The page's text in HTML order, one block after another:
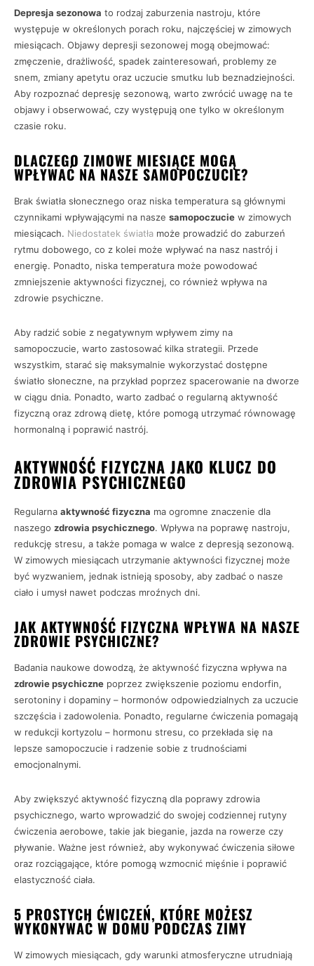
Depresja sezonowa to rodzaj zaburzenia nastroju, które
występuje w określonych porach roku, najczęściej w zimowych
miesiącach. Objawy depresji sezonowej mogą obejmować:
zmęczenie, drażliwość, spadek zainteresowań, problemy ze
snem, zmiany apetytu oraz uczucie smutku lub beznadziejności.
Aby rozpoznać depresję sezonową, warto zwrócić uwagę na te
objawy i obserwować, czy występują one tylko w określonym
czasie roku.
DLACZEGO ZIMOWE MIESIĄCE MOGĄ
WPŁYWAĆ NA NASZE SAMOPOCZUCIE?
Brak światła słonecznego oraz niska temperatura są głównymi
czynnikami wpływającymi na nasze samopoczucie w zimowych
miesiącach. Niedostatek światła może prowadzić do zaburzeń
rytmu dobowego, co z kolei może wpływać na nasz nastrój i
energię. Ponadto, niska temperatura może powodować
zmniejszenie aktywności fizycznej, co również wpływa na
zdrowie psychiczne.
Aby radzić sobie z negatywnym wpływem zimy na
samopoczucie, warto zastosować kilka strategii. Przede
wszystkim, starać się maksymalnie wykorzystać dostępne
światło słoneczne, na przykład poprzez spacerowanie na dworze
w ciągu dnia. Ponadto, warto zadbać o regularną aktywność
fizyczną oraz zdrową dietę, które pomogą utrzymać równowagę
hormonalną i poprawić nastrój.
AKTYWNOŚĆ FIZYCZNA JAKO KLUCZ DO
ZDROWIA PSYCHICZNEGO
Regularna aktywność fizyczna ma ogromne znaczenie dla
naszego zdrowia psychicznego. Wpływa na poprawę nastroju,
redukcję stresu, a także pomaga w walce z depresją sezonową.
W zimowych miesiącach utrzymanie aktywności fizycznej może
być wyzwaniem, jednak istnieją sposoby, aby zadbać o nasze
ciało i umysł nawet podczas mroźnych dni.
JAK AKTYWNOŚĆ FIZYCZNA WPŁYWA NA NASZE
ZDROWIE PSYCHICZNE?
Badania naukowe dowodzą, że aktywność fizyczna wpływa na
zdrowie psychiczne poprzez zwiększenie poziomu endorfin,
serotoniny i dopaminy – hormonów odpowiedzialnych za uczucie
szczęścia i zadowolenia. Ponadto, regularne ćwiczenia pomagają
w redukcji kortyzolu – hormonu stresu, co przekłada się na
lepsze samopoczucie i radzenie sobie z trudnościami
emocjonalnymi.
Aby zwiększyć aktywność fizyczną dla poprawy zdrowia
psychicznego, warto wprowadzić do swojej codziennej rutyny
ćwiczenia aerobowe, takie jak bieganie, jazda na rowerze czy
pływanie. Ważne jest również, aby wykonywać ćwiczenia siłowe
oraz rozciągające, które pomogą wzmocnić mięśnie i poprawić
elastyczność ciała.
5 PROSTYCH ĆWICZEŃ, KTÓRE MOŻESZ
WYKONYWAĆ W DOMU PODCZAS ZIMY
W zimowych miesiącach, gdy warunki atmosferyczne utrudniają